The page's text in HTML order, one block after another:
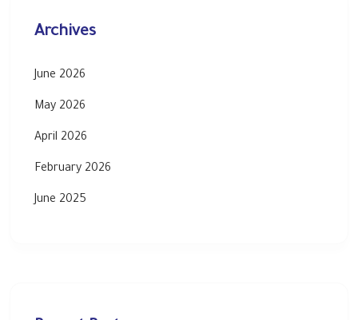
Archives
June 2026
May 2026
April 2026
February 2026
June 2025